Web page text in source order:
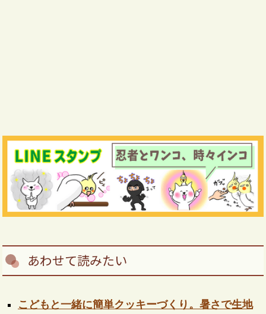
あわせて読みたい
こどもと一緒に簡単クッキーづくり。暑さで生地